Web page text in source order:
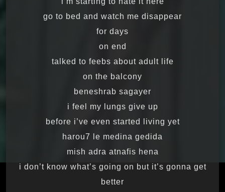
go to bed and watch me disappear
for days
on end
talked to feebs about adult life
on the balcony
beneshrab sagayer
i feel my lungs give up
before i’ve even started living yet
harou7 le medina gedida
mish adra atnafis hena
i don’t know what’s going on but it’s gonna get
better